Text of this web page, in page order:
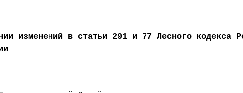
изменений в статьи 291 и 77 Лесного кодекса